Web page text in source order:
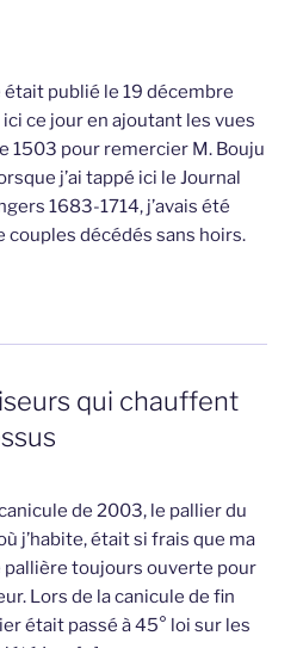
publié le 19 décembre
ce jour en ajoutant les vues
1503 pour remercier M. Bouju
j’ai tappé ici le Journal
1683-1714, j’avais été
couples décédés sans hoirs.
qui chauffent
de 2003, le pallier du
j’habite, était si frais que ma
toujours ouverte pour
Lors de la canicule de fin
était passé à 45° loi sur les